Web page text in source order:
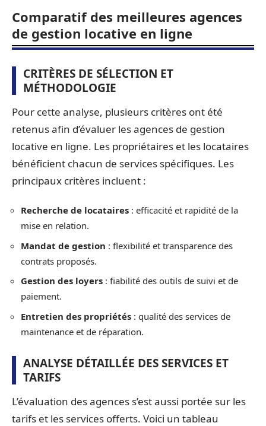
Comparatif des meilleures agences
de gestion locative en ligne
CRITÈRES DE SÉLECTION ET
MÉTHODOLOGIE
Pour cette analyse, plusieurs critères ont été
retenus afin d’évaluer les agences de gestion
locative en ligne. Les propriétaires et les locataires
bénéficient chacun de services spécifiques. Les
principaux critères incluent :
Recherche de locataires : efficacité et rapidité de la
mise en relation.
Mandat de gestion : flexibilité et transparence des
contrats proposés.
Gestion des loyers : fiabilité des outils de suivi et de
paiement.
Entretien des propriétés : qualité des services de
maintenance et de réparation.
ANALYSE DÉTAILLÉE DES SERVICES ET
TARIFS
L’évaluation des agences s’est aussi portée sur les
tarifs et les services offerts. Voici un tableau